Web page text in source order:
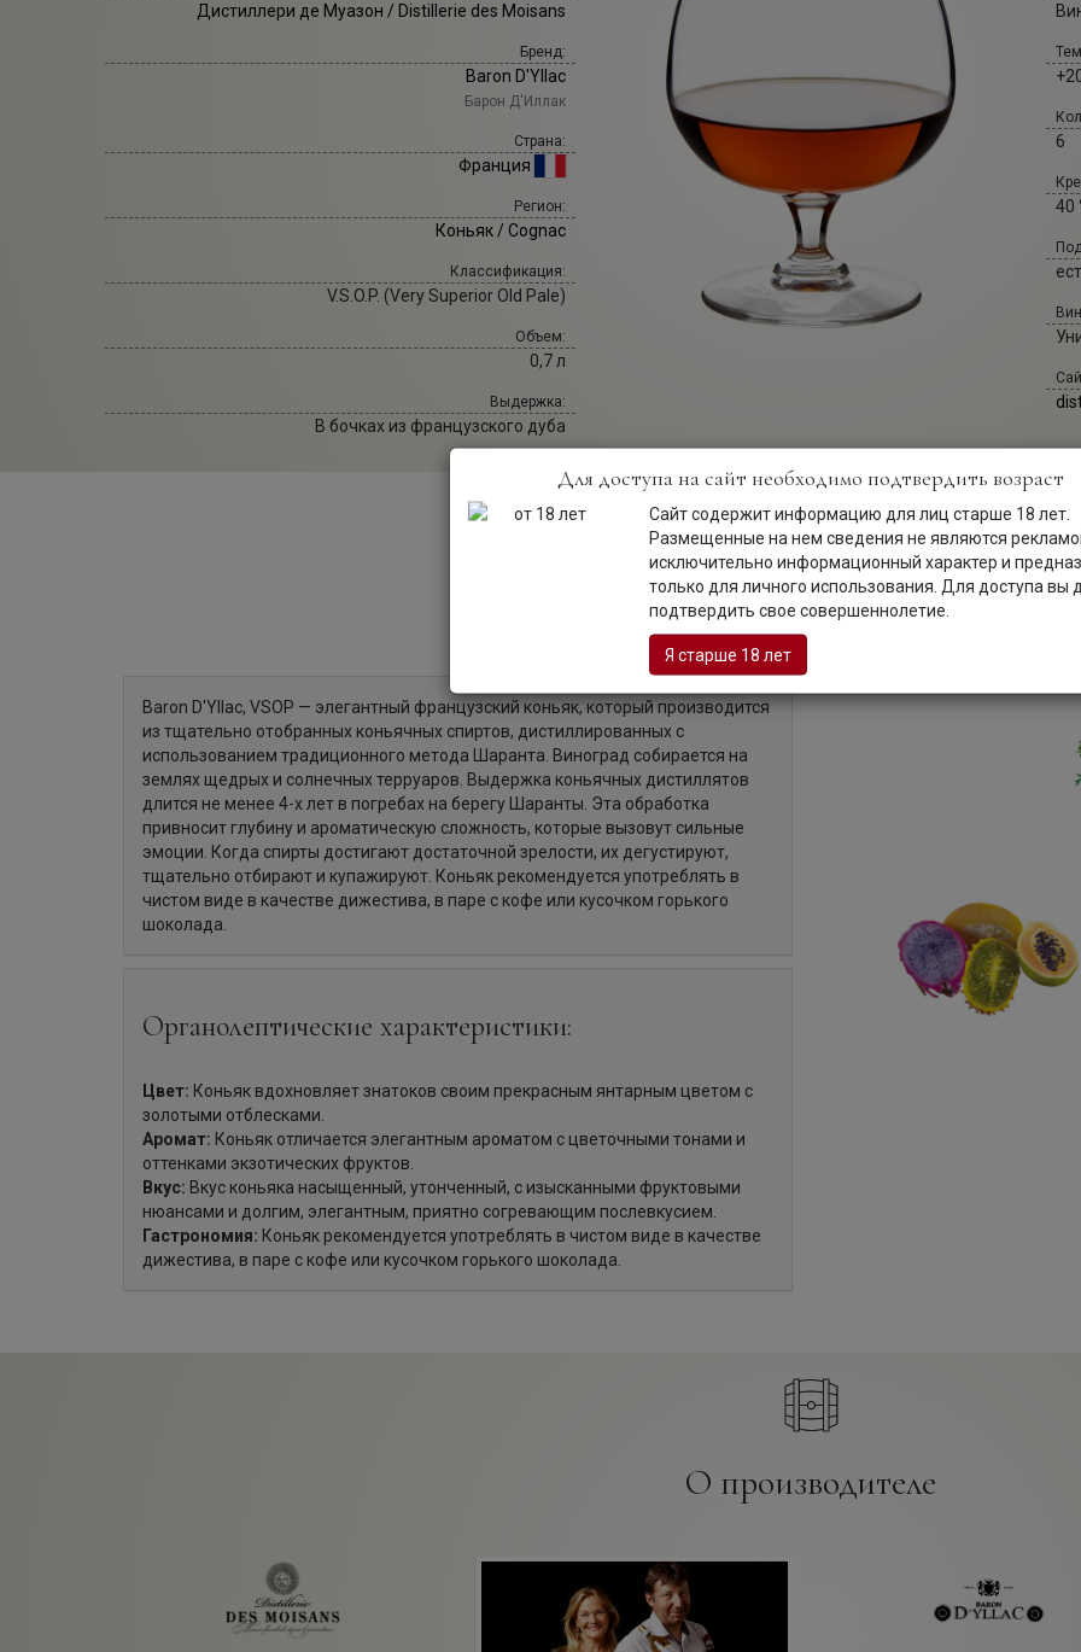
Дистиллери де Муазон / Distillerie des Moisans
Бренд:
Baron D'Yllac
Барон Д'Иллак
Страна:
Франция
Регион:
Коньяк / Cognac
Классификация:
V.S.O.P. (Very Superior Old Pale)
Объем:
0,7 л
Выдержка:
В бочках из французского дуба
6
40
Описание
Baron D'Yllac, VSOP — элегантный французский коньяк, который производится
из тщательно отобранных коньячных спиртов, дистиллированных с
использованием традиционного метода Шаранта. Виноград собирается на
землях щедрых и солнечных терруаров. Выдержка коньячных дистиллятов
длится не менее 4-х лет в погребах на берегу Шаранты. Эта обработка
привносит глубину и ароматическую сложность, которые вызовут сильные
эмоции. Когда спирты достигают достаточной зрелости, их дегустируют,
тщательно отбирают и купажируют. Коньяк рекомендуется употреблять в
чистом виде в качестве дижестива, в паре с кофе или кусочком горького
шоколада.
Органолептические характеристики:
Цвет: Коньяк вдохновляет знатоков своим прекрасным янтарным цветом с
золотыми отблесками.
Аромат: Коньяк отличается элегантным ароматом с цветочными тонами и
оттенками экзотических фруктов.
Вкус: Вкус коньяка насыщенный, утонченный, с изысканными фруктовыми
нюансами и долгим, элегантным, приятно согревающим послевкусием.
Гастрономия: Коньяк рекомендуется употреблять в чистом виде в качестве
дижестива, в паре с кофе или кусочком горького шоколада.
О производителе
Для доступа на сайт необходимо подтвердить возраст
Сайт содержит информацию для лиц старше 18 лет.
Размещенные на нем сведения не являются
исключительно информационный характер и
только для личного использования. Для доступа вы
подтвердить свое совершеннолетие.
Я старше 18 лет